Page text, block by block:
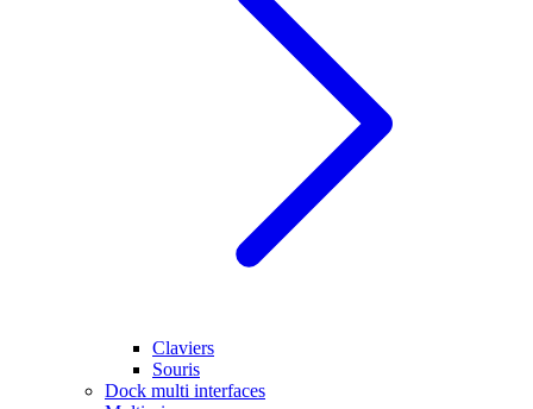
Claviers
Souris
Dock multi interfaces